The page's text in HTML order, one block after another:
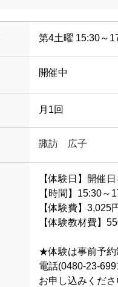
第4土曜 15:30～
開催中
月1回
諏訪 広子
【体験日】開催
【時間】15:30～
【体験費】3,025
【体験教材費】
★体験は事前予約
電話(0480-23-
お申し込みくださ